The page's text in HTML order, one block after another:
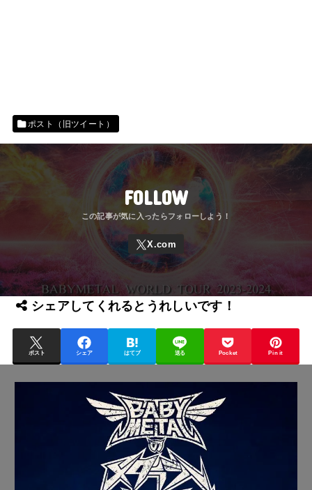
ポスト（旧ツイート）
FOLLOW
シェアしてくれるとうれしいです！
ポスト シェア はてブ 送る Pocket Pin it